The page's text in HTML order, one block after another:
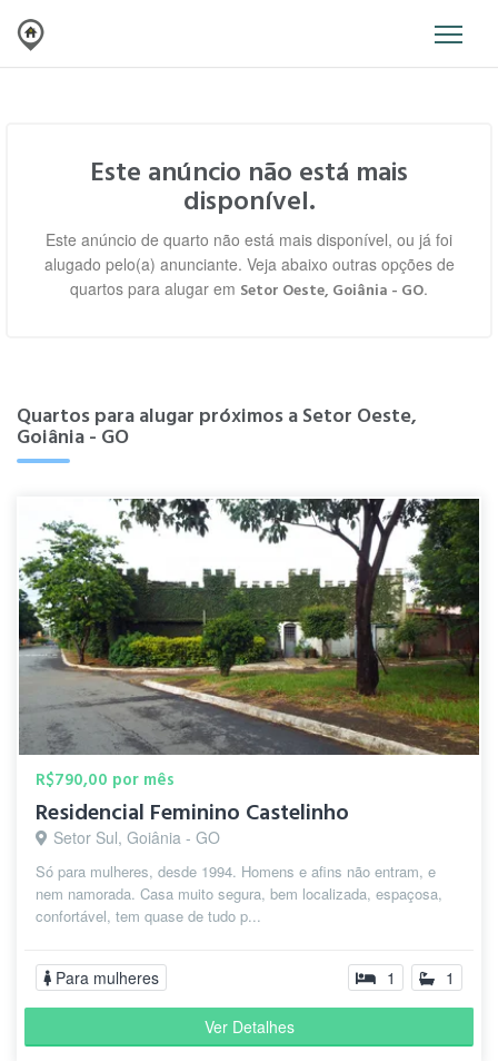
Este anúncio não está mais
disponível.
Este anúncio de quarto não está mais disponível, ou já foi
alugado pelo(a) anunciante. Veja abaixo outras opções de
quartos para alugar em Setor Oeste, Goiânia - GO.
Quartos para alugar próximos a Setor Oeste,
Goiânia - GO
R$790,00 por mês
Residencial Feminino Castelinho
Setor Sul, Goiânia - GO
Só para mulheres, desde 1994. Homens e afins não entram, e
nem namorada. Casa muito segura, bem localizada, espaçosa,
confortável, tem quase de tudo p...
Para mulheres 1 1
Ver Detalhes